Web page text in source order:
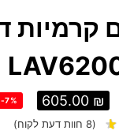
605.00 ₪
-7%
(
8 חוות דעת לקוח)